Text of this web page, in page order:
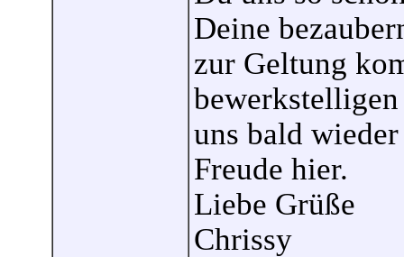
Deine
zur Geltung
uns bald
Freude hier.
Liebe Grüße
Chrissy